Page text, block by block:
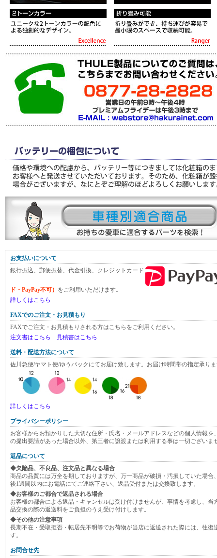
お支払いについて
銀行振込、郵便振替、代金引換、クレジットカード
ド・PayPay不可） をご利用いただけます。
詳しくはこちら
FAXでのご注文・お見積もり
FAXでご注文・お見積もりされる方はこちらをご利用ください。
注文書はこちら
見積書はこちら
送料・配送方法について
佐川急便/ヤマト便/ゆうパックにてお届け致します。お届け時間帯の指定承り
詳しくはこちら
プライバシーポリシー
お客様からお預かりした大切な住所・氏名・メールアドレスなどの個人情報
の提出要請があった場合以外、第三者に譲渡または利用する事は一切ございま
返品について
◆欠陥品、不良品、注文品と異なる場合
商品の品質には万全を期しておりますが、万一商品が破損・汚損していた場合
後1週間以内にお電話にてご連絡下さい、返品受付または交換致します。
◆お客様のご都合で返品される場合
お客様の都合による返品・キャンセルは受け付けませんが、事情を考慮し、
品交換の際の返送料をご負担のうえ受け付けします。
◆その他の注意事項
長期不在・受取拒否・転居先不明等でお荷物が当店に返送された際には、往復
す。
お問合せ先